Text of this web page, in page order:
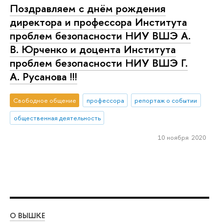
Поздравляем с днём рождения
директора и профессора Института
проблем безопасности НИУ ВШЭ А.
В. Юрченко и доцента Института
проблем безопасности НИУ ВШЭ Г.
А. Русанова !!!
Свободное общение профессора
репортаж о событии
общественная деятельность
10 ноября 2020
О ВЫШКЕ